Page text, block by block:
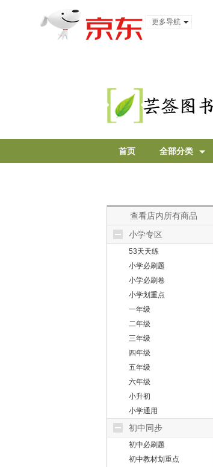
更多导航
首页 全部分类
查看店内所有商品
小学专区
53天天练
小学必刷题
小学必刷卷
小学划重点
一年级
二年级
三年级
四年级
五年级
六年级
小升初
小学通用
初中同步
初中必刷题
初中教材划重点